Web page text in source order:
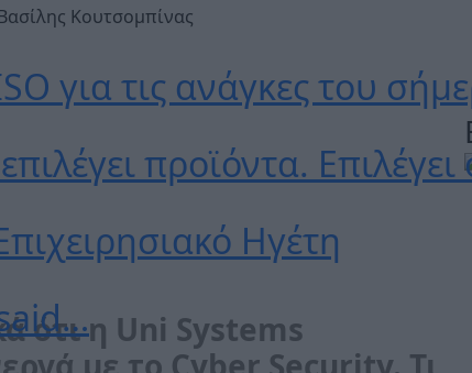
για τις ανάγκες του
προϊόντα.
Ηγέτη
Κουτσομπίνας
ότι η Uni Systems